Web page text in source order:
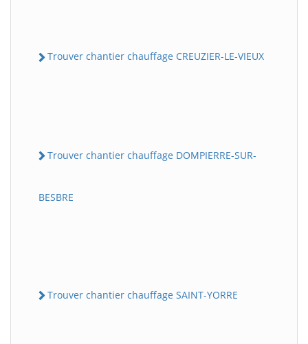
Trouver chantier chauffage CREUZIER-LE-VIEUX
Trouver chantier chauffage DOMPIERRE-SUR-
BESBRE
Trouver chantier chauffage SAINT-YORRE